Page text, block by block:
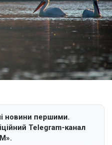
новини першими.
Telegram-канал